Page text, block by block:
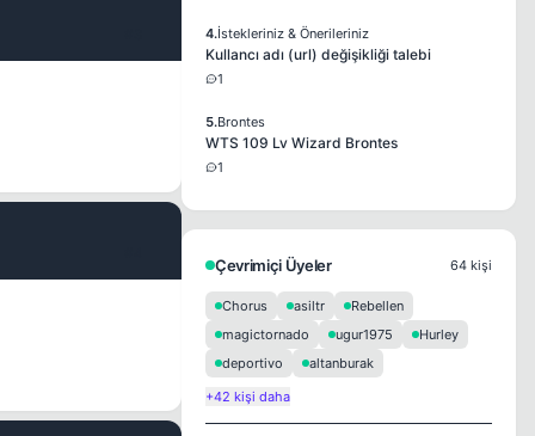
4.İstekleriniz & Önerileriniz
Kullancı adı (url) değişikliği talebi
1
5.Brontes
WTS 109 Lv Wizard Brontes
1
Çevrimiçi Üyeler 64 kişi
Chorus asiltr
Rebellen
magictornado
ugur1975
Hurley
deportivo
altanburak
+42 kişi daha